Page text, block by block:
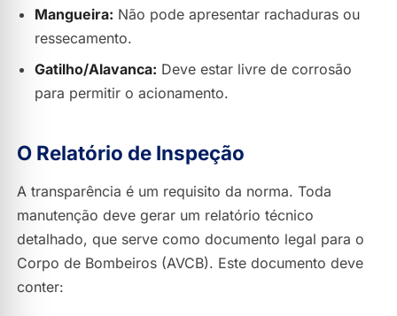
Mangueira: Não pode apresentar rachaduras ou
ressecamento.
Gatilho/Alavanca: Deve estar livre de corrosão
para permitir o acionamento.
O Relatório de Inspeção
A transparência é um requisito da norma. Toda
manutenção deve gerar um relatório técnico
detalhado, que serve como documento legal para o
Corpo de Bombeiros (AVCB). Este documento deve
conter: